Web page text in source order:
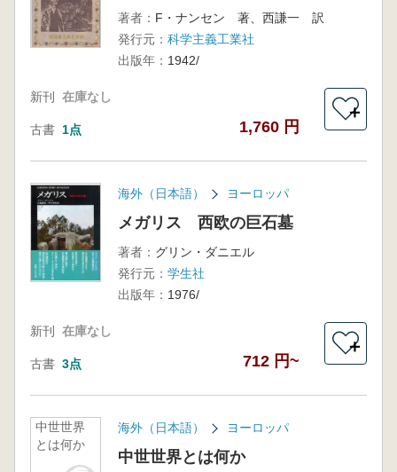
著者： F・ナンセン 著、西謙一 訳
発行元： 科学主義工業社
出版年： 1942/
新刊 在庫なし
古書 1点 1,760 円
＋
海外（日本語） ヨーロッパ
メガリス 西欧の巨石墓
著者： グリン・ダニエル
発行元： 学生社
出版年： 1976/
新刊 在庫なし
古書 3点 712 円~
＋
中世世界
とは何か
海外（日本語） ヨーロッパ
中世世界とは何か